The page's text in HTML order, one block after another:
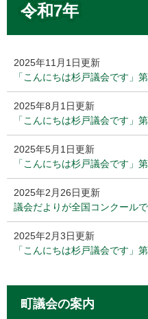
令和7年
2025年11月1日更新
「こんにちは杉戸議会です」
2025年8月1日更新
「こんにちは杉戸議会です」
2025年5月1日更新
「こんにちは杉戸議会です」
2025年2月26日更新
議会だよりが全国コンクールで
2025年2月3日更新
「こんにちは杉戸議会です」
町議会の案内